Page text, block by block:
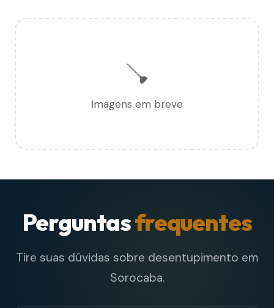
🪠
Imagens em breve
Perguntasfrequentes
Tire suas dúvidas sobre desentupimento em
Sorocaba.